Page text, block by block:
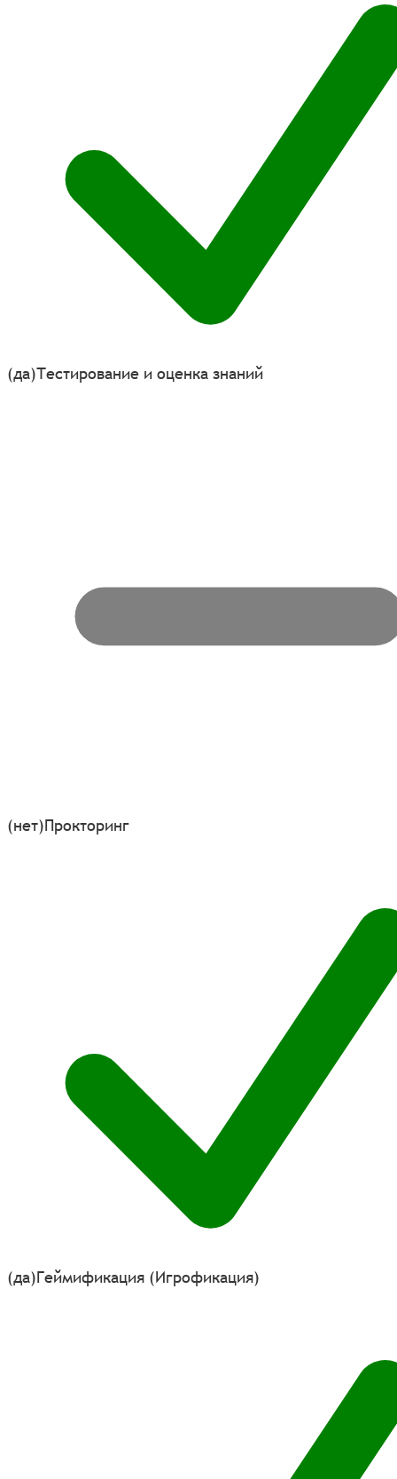
(да)Тестирование и оценка знаний
(нет)Прокторинг
(да)Геймификация (Игрофикация)